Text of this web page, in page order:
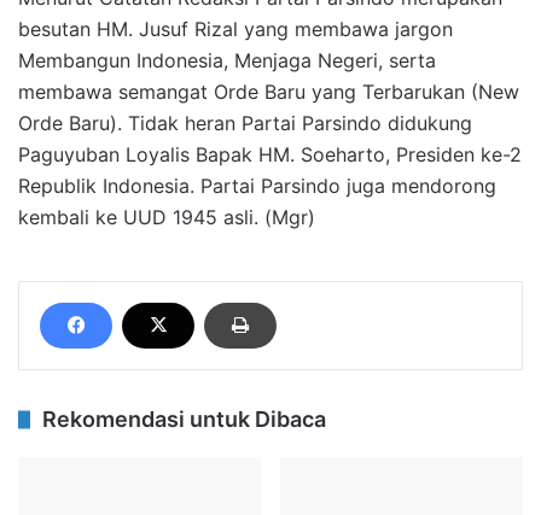
besutan HM. Jusuf Rizal yang membawa jargon
Membangun Indonesia, Menjaga Negeri, serta
membawa semangat Orde Baru yang Terbarukan (New
Orde Baru). Tidak heran Partai Parsindo didukung
Paguyuban Loyalis Bapak HM. Soeharto, Presiden ke-2
Republik Indonesia. Partai Parsindo juga mendorong
kembali ke UUD 1945 asli. (Mgr)
Rekomendasi untuk Dibaca